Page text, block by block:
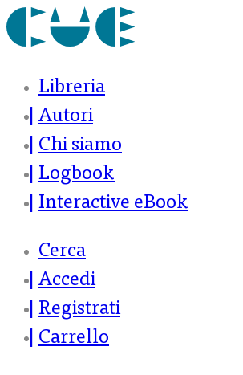
Libreria
Autori
Chi siamo
Logbook
Interactive eBook
Cerca
Accedi
Registrati
Carrello